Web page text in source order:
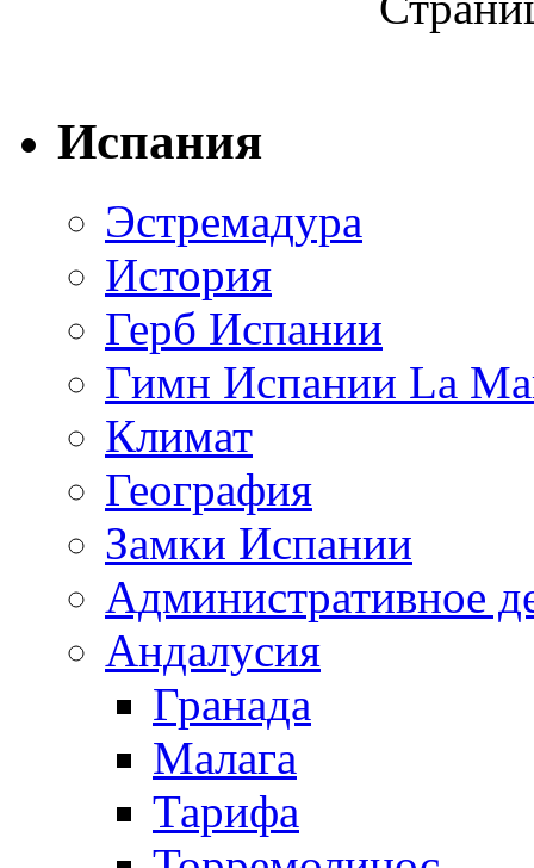
Испания
Эстремадура
История
Герб Испании
Гимн Испании La
Климат
География
Замки Испании
Административное
Андалусия
Гранада
Малага
Тарифа